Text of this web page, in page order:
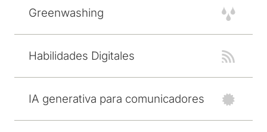
Greenwashing
Habilidades Digitales
IA generativa para comunicadores